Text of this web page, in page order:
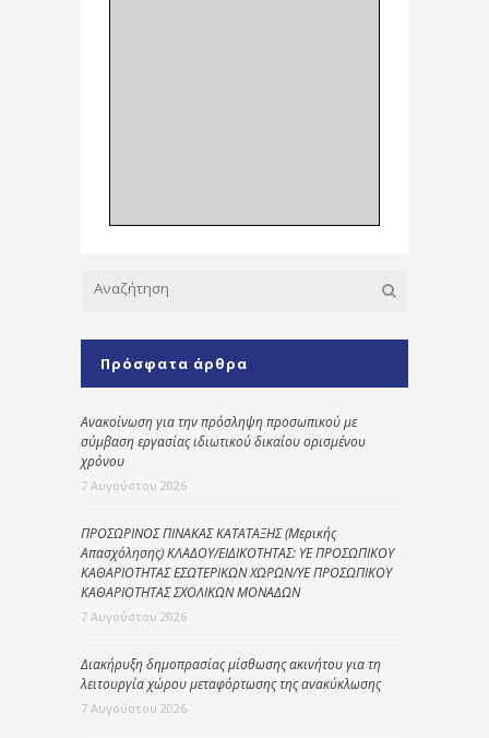
Πρόσφατα άρθρα
Ανακοίνωση για την πρόσληψη προσωπικού με
σύμβαση εργασίας ιδιωτικού δικαίου ορισμένου
χρόνου
7 Αυγούστου 2026
ΠΡΟΣΩΡΙΝΟΣ ΠΙΝΑΚΑΣ ΚΑΤΑΤΑΞΗΣ (Μερικής
Απασχόλησης) ΚΛΑΔΟΥ/ΕΙΔΙΚΟΤΗΤΑΣ: ΥΕ ΠΡΟΣΩΠΙΚΟΥ
ΚΑΘΑΡΙΟΤΗΤΑΣ ΕΣΩΤΕΡΙΚΩΝ ΧΩΡΩΝ/ΥΕ ΠΡΟΣΩΠΙΚΟΥ
ΚΑΘΑΡΙΟΤΗΤΑΣ ΣΧΟΛΙΚΩΝ ΜΟΝΑΔΩΝ
7 Αυγούστου 2026
Διακήρυξη δημοπρασίας μίσθωσης ακινήτου για τη
λειτουργία χώρου μεταφόρτωσης της ανακύκλωσης
7 Αυγούστου 2026